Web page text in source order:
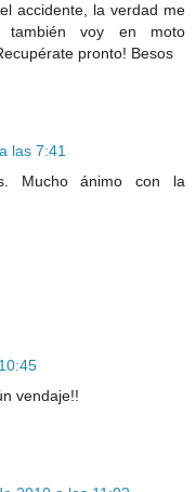
accidente, la verdad me
voy en moto
pronto! Besos
las 7:41
Mucho ánimo con la
vendaje!!